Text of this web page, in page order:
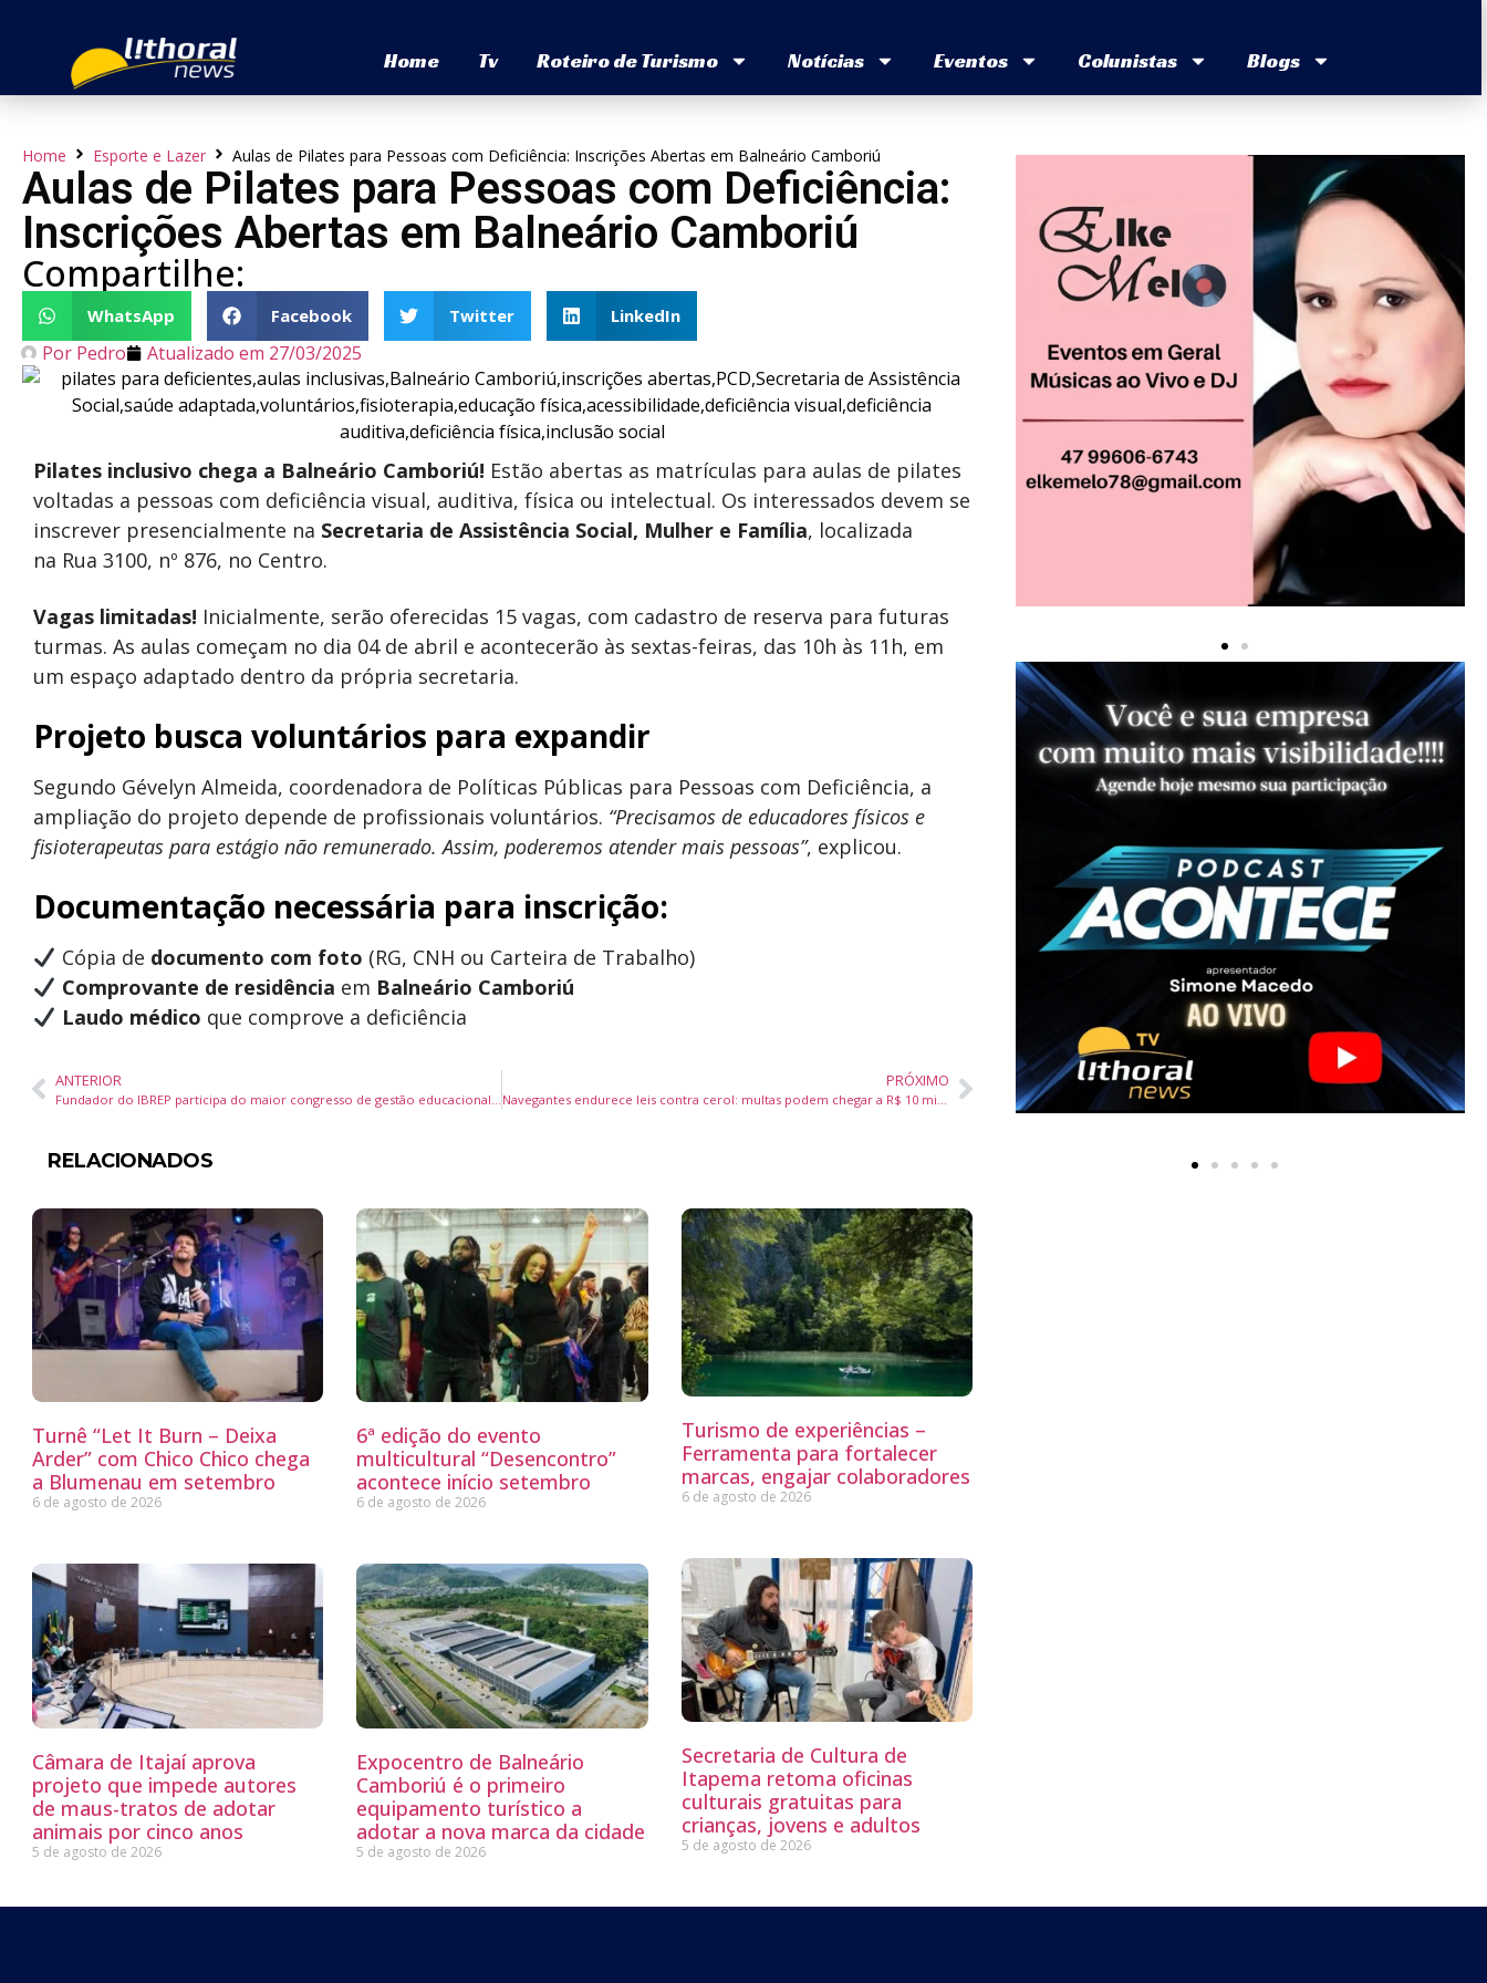
Home Tv Roteiro de Turismo Notícias Eventos Colunistas Blogs
Home Esporte e Lazer Aulas de Pilates para Pessoas com Deficiência: Inscrições Abertas em Balneário Camboriú
Aulas de Pilates para Pessoas com Deficiência:
Inscrições Abertas em Balneário Camboriú
Compartilhe:
WhatsApp Facebook Twitter LinkedIn
Por Pedro Atualizado em 27/03/2025
Pilates inclusivo chega a Balneário Camboriú! Estão abertas as matrículas para aulas de pilates
voltadas a pessoas com deficiência visual, auditiva, física ou intelectual. Os interessados devem se
inscrever presencialmente na Secretaria de Assistência Social, Mulher e Família, localizada
na Rua 3100, nº 876, no Centro.
Vagas limitadas! Inicialmente, serão oferecidas 15 vagas, com cadastro de reserva para futuras
turmas. As aulas começam no dia 04 de abril e acontecerão às sextas-feiras, das 10h às 11h, em
um espaço adaptado dentro da própria secretaria.
Projeto busca voluntários para expandir
Segundo Gévelyn Almeida, coordenadora de Políticas Públicas para Pessoas com Deficiência, a
ampliação do projeto depende de profissionais voluntários. “Precisamos de educadores físicos e
fisioterapeutas para estágio não remunerado. Assim, poderemos atender mais pessoas”, explicou.
Documentação necessária para inscrição:
Cópia de documento com foto (RG, CNH ou Carteira de Trabalho)
Comprovante de residência em Balneário Camboriú
Laudo médico que comprove a deficiência
ANTERIOR PRÓXIMO
RELACIONADOS
Turnê “Let It Burn – Deixa
Arder” com Chico Chico chega
a Blumenau em setembro
6 de agosto de 2026
6ª edição do evento
multicultural “Desencontro”
acontece início setembro
6 de agosto de 2026
Turismo de experiências –
Ferramenta para fortalecer
marcas, engajar colaboradores
6 de agosto de 2026
Câmara de Itajaí aprova
projeto que impede autores
de maus-tratos de adotar
animais por cinco anos
5 de agosto de 2026
Expocentro de Balneário
Camboriú é o primeiro
equipamento turístico a
adotar a nova marca da cidade
5 de agosto de 2026
Secretaria de Cultura de
Itapema retoma oficinas
culturais gratuitas para
crianças, jovens e adultos
5 de agosto de 2026